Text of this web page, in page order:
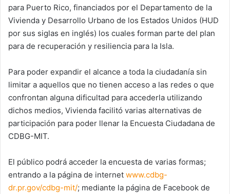
para Puerto Rico, financiados por el Departamento de la
Vivienda y Desarrollo Urbano de los Estados Unidos (HUD
por sus siglas en inglés) los cuales forman parte del plan
para de recuperación y resiliencia para la Isla.
Para poder expandir el alcance a toda la ciudadanía sin
limitar a aquellos que no tienen acceso a las redes o que
confrontan alguna dificultad para accederla utilizando
dichos medios, Vivienda facilitó varias alternativas de
participación para poder llenar la Encuesta Ciudadana de
CDBG-MIT.
El público podrá acceder la encuesta de varias formas;
entrando a la página de internet www.cdbg-
dr.pr.gov/cdbg-mit/; mediante la página de Facebook de